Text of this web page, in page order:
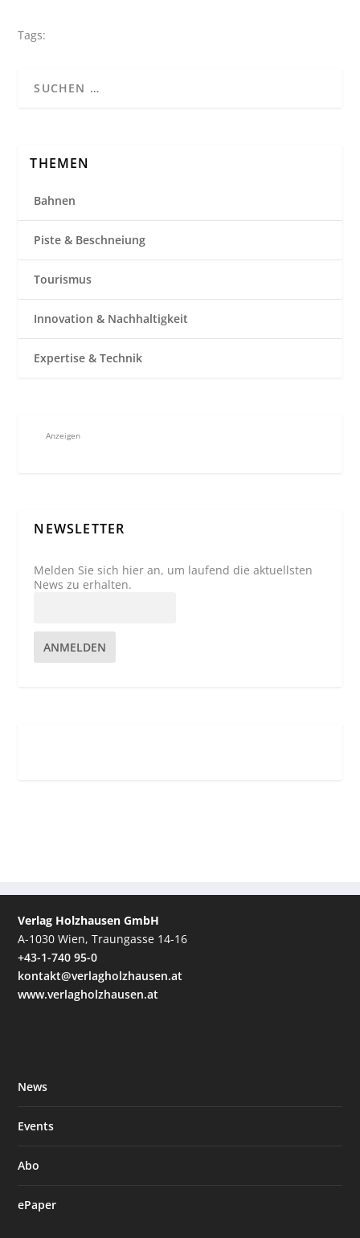
Tags:
THEMEN
Bahnen
Piste & Beschneiung
Tourismus
Innovation & Nachhaltigkeit
Expertise & Technik
Anzeigen
NEWSLETTER
Melden Sie sich hier an, um laufend die aktuellsten
News zu erhalten.
ANMELDEN
Verlag Holzhausen GmbH
A-1030 Wien, Traungasse 14-16
+43-1-740 95-0
kontakt@verlagholzhausen.at
www.verlagholzhausen.at
News
Events
Abo
ePaper